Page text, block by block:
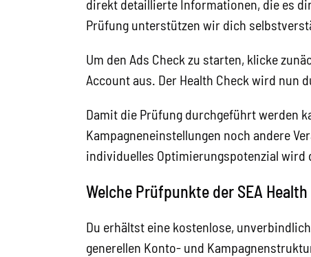
direkt detaillierte Informationen, die es
Prüfung unterstützen wir dich
Um den Ads Check zu starten, klicke
Account aus. Der Health Check wird nun
Damit die Prüfung durchgeführt werden
Kampagneneinstellungen noch andere
individuelles Optimierungspotenzial wird
Welche Prüfpunkte der SEA
Du erhältst eine kostenlose,
generellen Konto- und